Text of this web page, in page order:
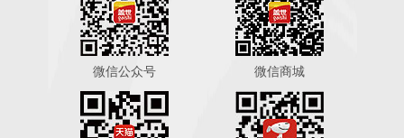
微信公众号 微信商城